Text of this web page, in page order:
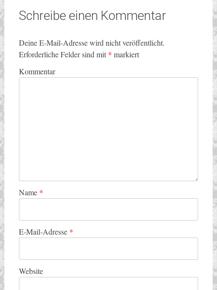
Schreibe einen Kommentar
Deine E-Mail-Adresse wird nicht veröffentlicht.
Erforderliche Felder sind mit * markiert
Kommentar
Name *
E-Mail-Adresse *
Website